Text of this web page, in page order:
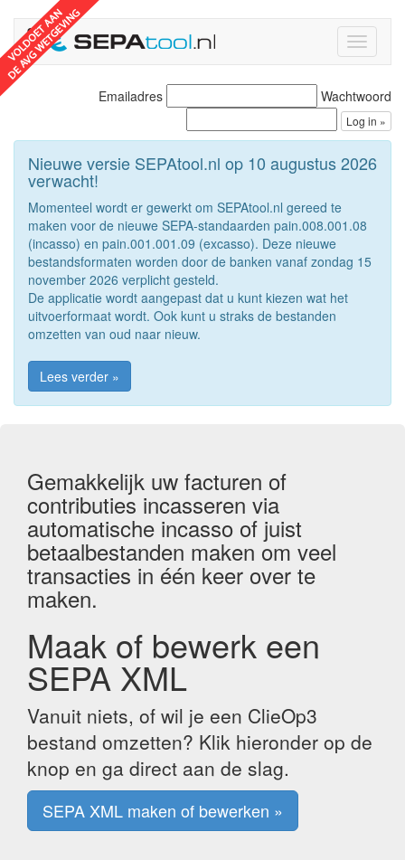
Toggle
Emailadres
Wachtwoord
Nieuwe versie SEPAtool.nl op 10 augustus 2026
verwacht!
Momenteel wordt er gewerkt om SEPAtool.nl gereed te
maken voor de nieuwe SEPA-standaarden pain.008.001.08
(incasso) en pain.001.001.09 (excasso). Deze nieuwe
bestandsformaten worden door de banken vanaf zondag 15
november 2026 verplicht gesteld.
De applicatie wordt aangepast dat u kunt kiezen wat het
uitvoerformaat wordt. Ook kunt u straks de bestanden
omzetten van oud naar nieuw.
Lees verder »
Gemakkelijk uw facturen of
contributies incasseren via
automatische incasso of juist
betaalbestanden maken om veel
transacties in één keer over te
maken.
Maak of bewerk een
SEPA XML
Vanuit niets, of wil je een ClieOp3
bestand omzetten? Klik hieronder op de
knop en ga direct aan de slag.
SEPA XML maken of bewerken »